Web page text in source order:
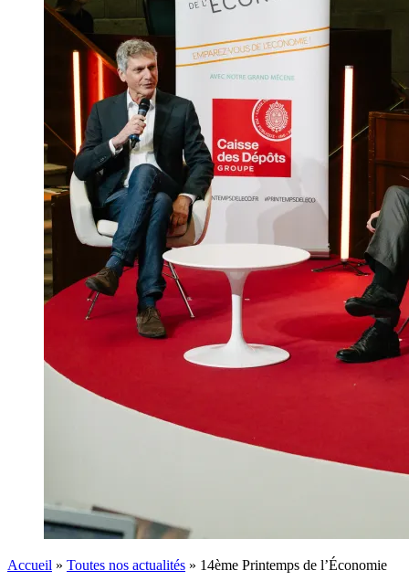
Accueil » Toutes nos actualités » 14ème Printemps de l’Économie